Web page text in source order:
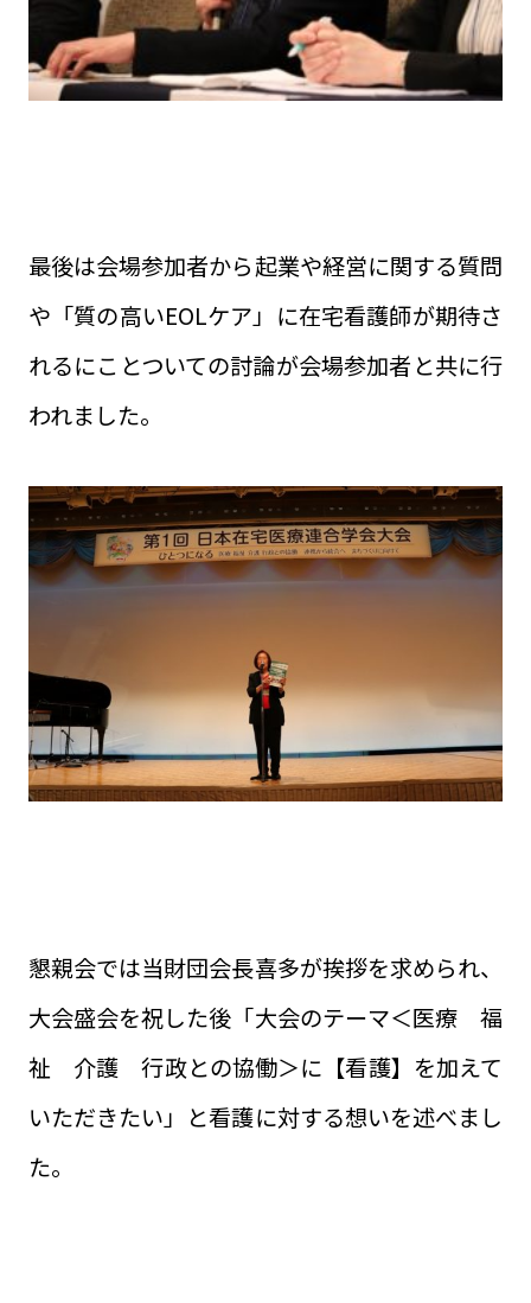
最後は会場参加者から起業や経営に関する質問
や「質の高いEOLケア」に在宅看護師が期待さ
れるにことついての討論が会場参加者と共に行
われました。
懇親会では当財団会長喜多が挨拶を求められ、
大会盛会を祝した後「大会のテーマ＜医療 福
祉 介護 行政との協働＞に【看護】を加えて
いただきたい」と看護に対する想いを述べまし
た。